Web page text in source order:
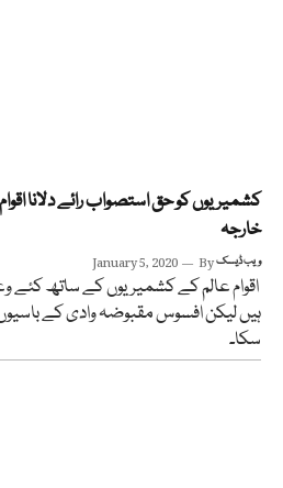
کشمیریوں کو حق استصواب رائے دلانا
خارجہ
January 5, 2020 Byویب ڈیسک
ہیں لیکن افسوس مقبوضہ وادی کے
سکا۔